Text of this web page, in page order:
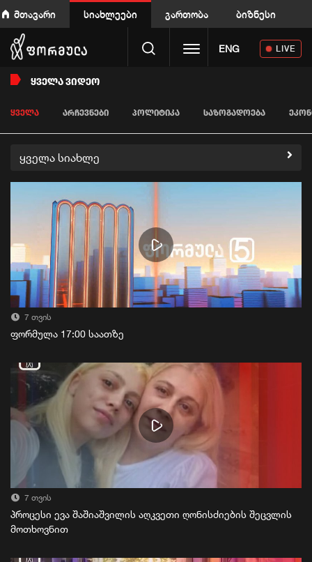
მთავარი სიახლეები გართობა ბიზნესი
Toggle navigation
ENG LIVE
ᲧᲕᲔᲚᲐ ᲕᲘᲓᲔᲝ
ᲧᲕᲔᲚᲐ ᲐᲠᲩᲔᲕᲜᲔᲑᲘ ᲞᲝᲚᲘᲢᲘᲙᲐ ᲡᲐᲖᲝᲒᲐᲓᲝᲔᲑᲐ
ყველა სიახლე
7 თვის
ფორმულა 17:00 საათზე
7 თვის
პროცესი ევა შაშიაშვილის აღკვეთი ღონისძიების შეცვლის
მოთხოვნით